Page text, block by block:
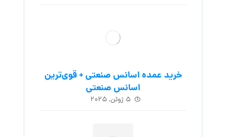
خرید عمده اسانس صنعتی + قوی‌ترین
اسانس‌ صنعتی
۵ ژوئن, ۲۰۲۵